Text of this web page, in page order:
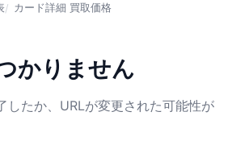
カード詳細 買取価格
かりません
したか、URLが変更された可能性が